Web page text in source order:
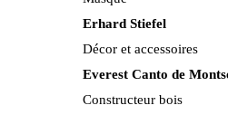
Erhard Stiefel
Décor et accessoires
Everest Canto de
Constructeur bois